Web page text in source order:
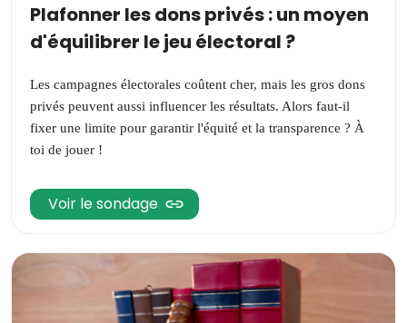
Plafonner les dons privés : un moyen
d'équilibrer le jeu électoral ?
Les campagnes électorales coûtent cher, mais les gros dons
privés peuvent aussi influencer les résultats. Alors faut-il
fixer une limite pour garantir l'équité et la transparence ? À
toi de jouer !
Voir le sondage